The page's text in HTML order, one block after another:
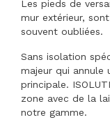
Les pieds de
mur extérieur,
souvent oubliées.
Sans isolation
majeur qui annule
principale.
zone avec de la
notre gamme.